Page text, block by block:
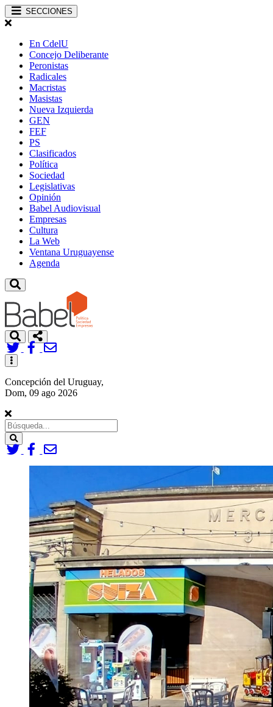
SECCIONES
En CdelU
Concejo Deliberante
Peronistas
Radicales
Macristas
Masistas
Nueva Izquierda
GEN
FEF
PS
Clasificados
Política
Sociedad
Legislativas
Opinión
Babel Audiovisual
Empresas
Cultura
La Web
Ventana Uruguayense
Agenda
Toggle
navigation
Concepción del Uruguay,
Dom, 09 ago 2026
Search